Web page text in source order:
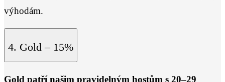
výhodám.
4. Gold – 15%
Gold patří našim pravidelným hostům s 20–29